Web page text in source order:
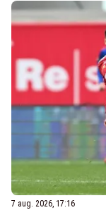
7 aug. 2026, 17:16